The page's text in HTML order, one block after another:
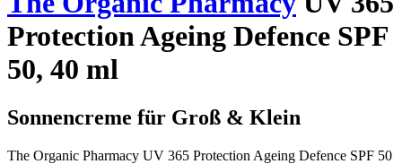
Protection Ageing Defence SPF
50, 40 ml
Sonnencreme für Groß & Klein
The Organic Pharmacy UV 365 Protection Ageing Defence SPF 50